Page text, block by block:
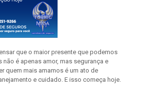
que o maior presente que podemos
é apenas amor, mas segurança e
quem mais amamos é um ato de
e cuidado. E isso começa hoje.